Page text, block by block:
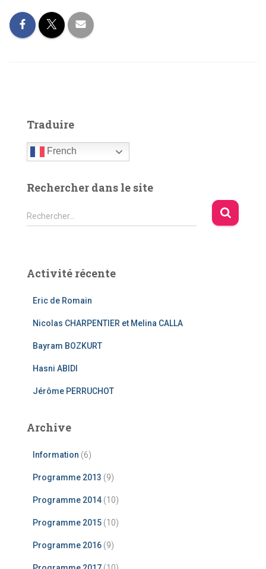
Traduire
French
Rechercher dans le site
R
e
r
Rechercher…
Activité récente
Eric de Romain
Nicolas CHARPENTIER et Melina CALLA
Bayram BOZKURT
Hasni ABIDI
Jérôme PERRUCHOT
Archive
Information (6)
Programme 2013 (9)
Programme 2014 (10)
Programme 2015 (10)
Programme 2016 (9)